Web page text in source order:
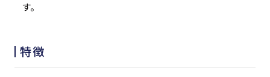
す。
特徴